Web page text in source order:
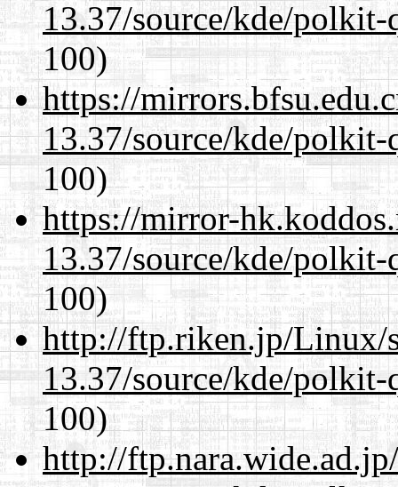
13.37/source/kde/
100)
https://
13.37/source/kde/
100)
https://mirror-
13.37/source/kde/
100)
http://ftp.riken.jp/Linux/
13.37/source/kde/
100)
http://